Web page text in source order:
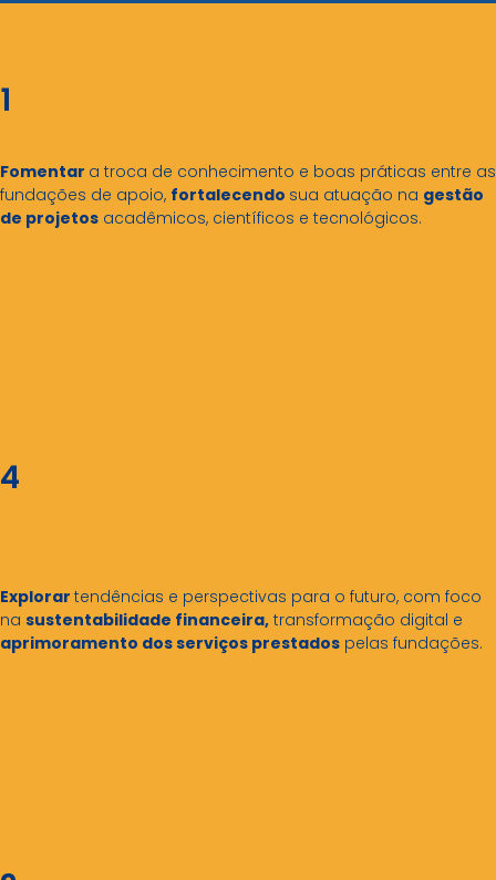
1
Fomentar a troca de conhecimento e boas práticas entre as
fundações de apoio, fortalecendo sua atuação na gestão
de projetos acadêmicos, científicos e tecnológicos.
4
Explorar tendências e perspectivas para o futuro, com foco
na sustentabilidade financeira, transformação digital e
aprimoramento dos serviços prestados pelas fundações.